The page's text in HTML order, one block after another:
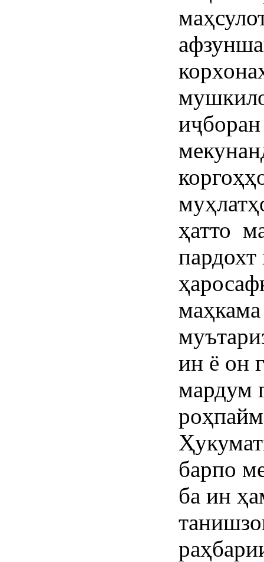
ҳатто
ин ё он
мардум
барпо
ба ин